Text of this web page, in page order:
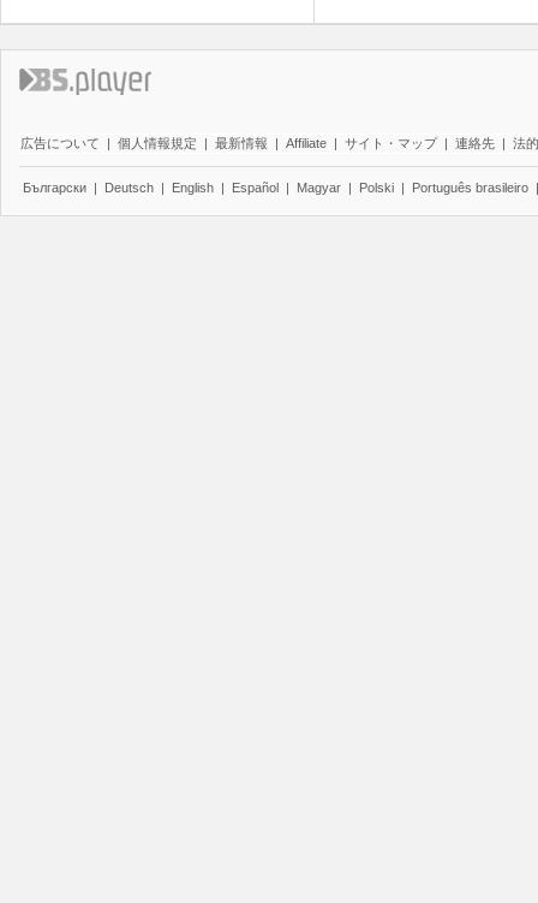
広告について | 個人情報規定 | 最新情報 | Affiliate | サイト・マップ | 連絡先 | 法
Български | Deutsch | English | Español | Magyar | Polski | Português brasileiro